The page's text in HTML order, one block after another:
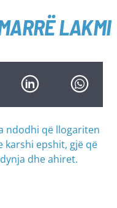
LAKMI
ndodhi që llogariten
epshit, gjë që
dhe ahiret.